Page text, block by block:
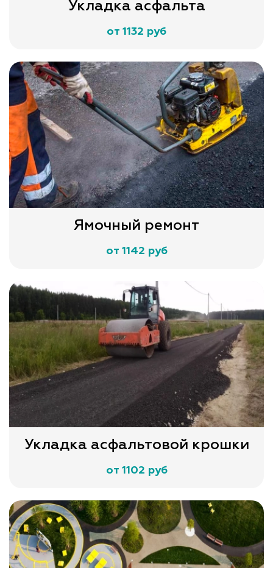
Укладка асфальта
от 1132 руб
Ямочный ремонт
от 1142 руб
Укладка асфальтовой крошки
от 1102 руб